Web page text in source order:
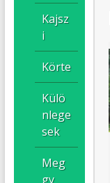
Kajsz
i
Körte
Külö
nlege
sek
Meg
gy